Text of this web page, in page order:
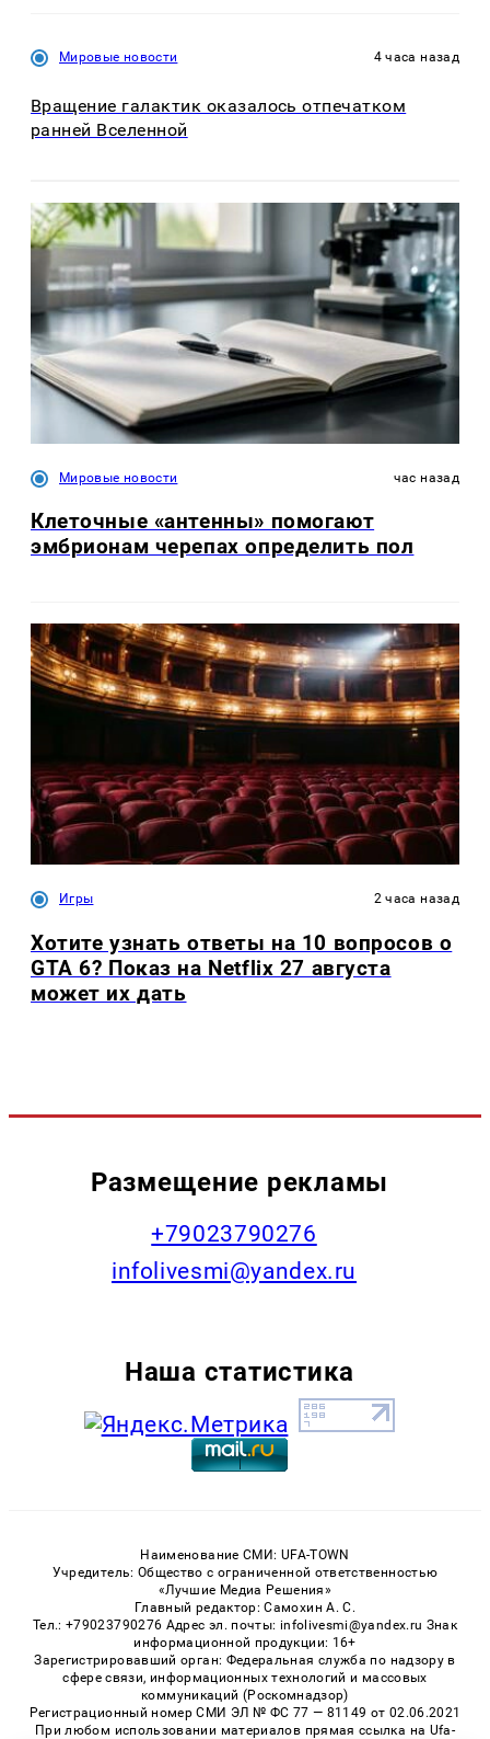
Мировые новости 4 часа назад
Вращение галактик оказалось отпечатком
ранней Вселенной
Мировые новости час назад
Клеточные «антенны» помогают
эмбрионам черепах определить пол
Игры 2 часа назад
Хотите узнать ответы на 10 вопросов о
GTA 6? Показ на Netflix 27 августа
может их дать
Размещение рекламы
+79023790276
infolivesmi@yandex.ru
Наша статистика
Наименование СМИ: UFA-TOWN
Учредитель: Общество с ограниченной ответственностью
«Лучшие Медиа Решения»
Главный редактор: Самохин А. С.
Тел.: +79023790276 Адрес эл. почты: infolivesmi@yandex.ru Знак
информационной продукции: 16+
Зарегистрировавший орган: Федеральная служба по надзору в
сфере связи, информационных технологий и массовых
коммуникаций (Роскомнадзор)
Регистрационный номер СМИ ЭЛ № ФС 77 — 81149 от 02.06.2021
При любом использовании материалов прямая ссылка на Ufa-